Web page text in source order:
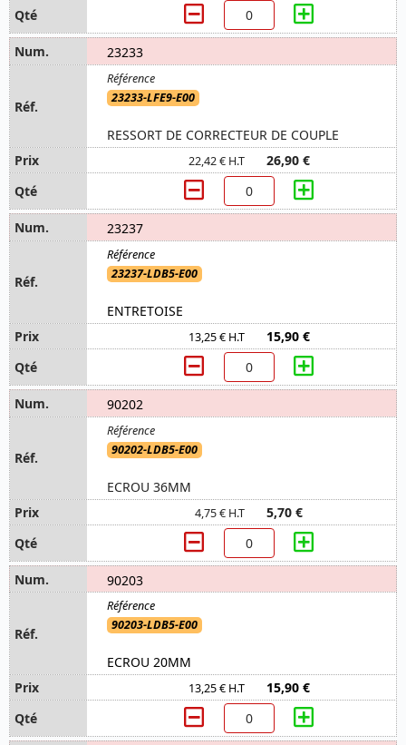
23233
23233-LFE9-E00
RESSORT DE CORRECTEUR DE COUPLE
22,42 € H.T 26,90 €
23237
23237-LDB5-E00
ENTRETOISE
13,25 € H.T 15,90 €
90202
90202-LDB5-E00
ECROU 36MM
4,75 € H.T 5,70 €
90203
90203-LDB5-E00
ECROU 20MM
13,25 € H.T 15,90 €